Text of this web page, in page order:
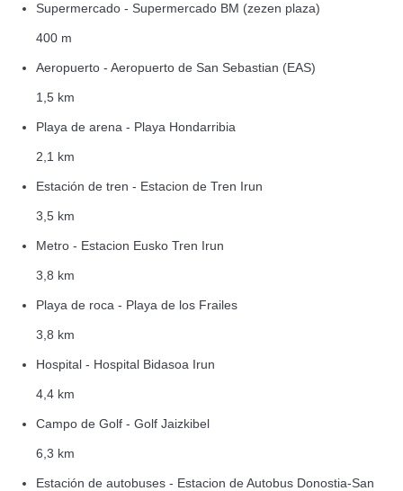
Supermercado - Supermercado BM (zezen plaza)
400 m
Aeropuerto - Aeropuerto de San Sebastian (EAS)
1,5 km
Playa de arena - Playa Hondarribia
2,1 km
Estación de tren - Estacion de Tren Irun
3,5 km
Metro - Estacion Eusko Tren Irun
3,8 km
Playa de roca - Playa de los Frailes
3,8 km
Hospital - Hospital Bidasoa Irun
4,4 km
Campo de Golf - Golf Jaizkibel
6,3 km
Estación de autobuses - Estacion de Autobus Donostia-San